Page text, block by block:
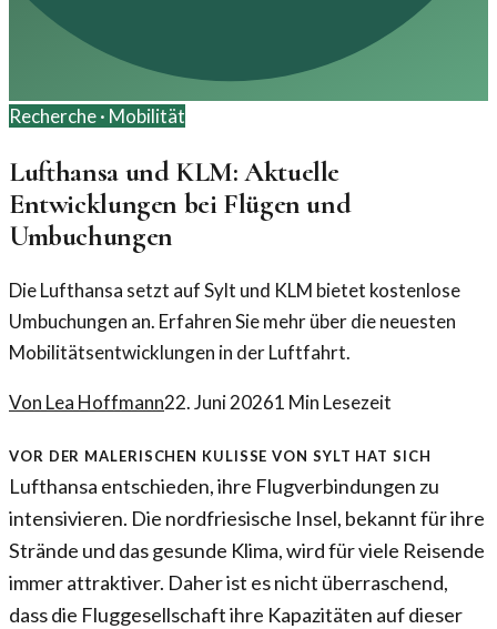
Recherche · Mobilität
Lufthansa und KLM: Aktuelle
Entwicklungen bei Flügen und
Umbuchungen
Die Lufthansa setzt auf Sylt und KLM bietet kostenlose
Umbuchungen an. Erfahren Sie mehr über die neuesten
Mobilitätsentwicklungen in der Luftfahrt.
Von Lea Hoffmann22. Juni 20261 Min Lesezeit
Vor der malerischen Kulisse von Sylt hat sich
Lufthansa entschieden, ihre Flugverbindungen zu
intensivieren. Die nordfriesische Insel, bekannt für ihre
Strände und das gesunde Klima, wird für viele Reisende
immer attraktiver. Daher ist es nicht überraschend,
dass die Fluggesellschaft ihre Kapazitäten auf dieser